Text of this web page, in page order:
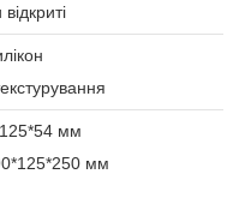
мм
мм